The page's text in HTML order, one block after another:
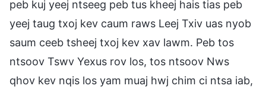
peb kuj yeej ntseeg peb tus kheej hais tias peb
yeej taug txoj kev caum raws Leej Txiv uas nyob
saum ceeb tsheej txoj kev xav lawm. Peb tos
ntsoov Tswv Yexus rov los, tos ntsoov Nws
qhov kev nqis los yam muaj hwj chim ci ntsa iab,